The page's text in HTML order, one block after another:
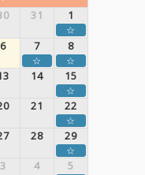
31 1
☆
6 7 8
☆ ☆
14 15
☆
21 22
☆
28 29
☆
3 4 5